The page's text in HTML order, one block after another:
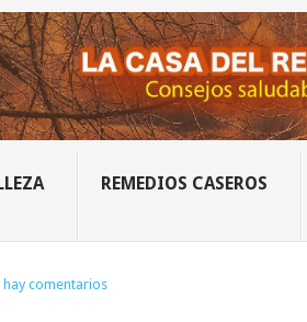
REMEDIOS CASEROS
hay comentarios